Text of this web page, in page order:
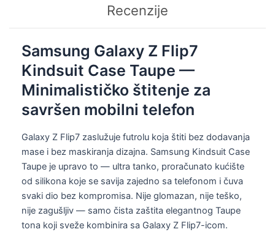
Recenzije
Samsung Galaxy Z Flip7
Kindsuit Case Taupe —
Minimalističko štitenje za
savršen mobilni telefon
Galaxy Z Flip7 zaslužuje futrolu koja štiti bez dodavanja
mase i bez maskiranja dizajna. Samsung Kindsuit Case
Taupe je upravo to — ultra tanko, proračunato kućište
od silikona koje se savija zajedno sa telefonom i čuva
svaki dio bez kompromisa. Nije glomazan, nije teško,
nije zagušljiv — samo čista zaštita elegantnog Taupe
tona koji sveže kombinira sa Galaxy Z Flip7-icom.